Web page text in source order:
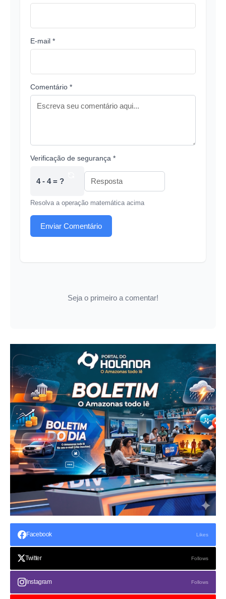
E-mail *
Comentário *
Verificação de segurança *
4 - 4 = ?
Resolva a operação matemática acima
Enviar Comentário
Seja o primeiro a comentar!
Facebook Likes
Twitter Follows
Instagram Follows